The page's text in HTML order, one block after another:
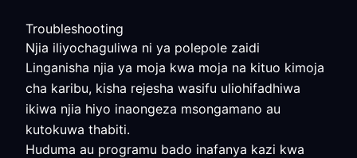
Troubleshooting
Njia iliyochaguliwa ni ya polepole zaidi
Linganisha njia ya moja kwa moja na kituo kimoja
cha karibu, kisha rejesha wasifu uliohifadhiwa
ikiwa njia hiyo inaongeza msongamano au
kutokuwa thabiti.
Huduma au programu bado inafanya kazi kwa